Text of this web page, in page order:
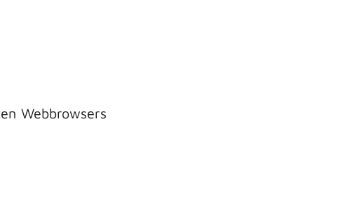
Webbrowsers